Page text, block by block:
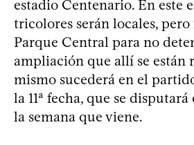
estadio Centenario. En este
tricolores serán locales,
Parque Central para no
ampliación que allí se están
mismo sucederá en el
la 11ª fecha, que se
la semana que viene.